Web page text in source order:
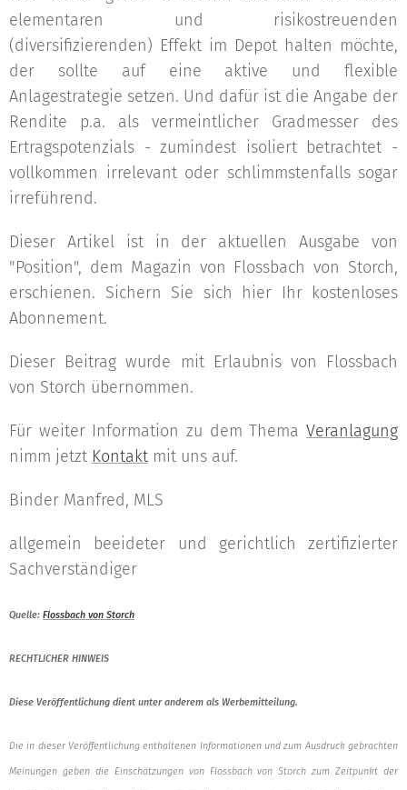
elementaren und risikostreuenden
(diversifizierenden) Effekt im Depot halten möchte,
der sollte auf eine aktive und flexible
Anlagestrategie setzen. Und dafür ist die Angabe der
Rendite p.a. als vermeintlicher Gradmesser des
Ertragspotenzials - zumindest isoliert betrachtet -
vollkommen irrelevant oder schlimmstenfalls sogar
irreführend.
Dieser Artikel ist in der aktuellen Ausgabe von
"Position", dem Magazin von Flossbach von Storch,
erschienen. Sichern Sie sich hier Ihr kostenloses
Abonnement.
Dieser Beitrag wurde mit Erlaubnis von Flossbach
von Storch übernommen.
Für weiter Information zu dem Thema Veranlagung
nimm jetzt Kontakt mit uns auf.
Binder Manfred, MLS
allgemein beeideter und gerichtlich zertifizierter
Sachverständiger
Quelle: Flossbach von Storch
RECHTLICHER HINWEIS
Diese Veröffentlichung dient unter anderem als Werbemitteilung.
Die in dieser Veröffentlichung enthaltenen Informationen und zum Ausdruck gebrachten
Meinungen geben die Einschätzungen von Flossbach von Storch zum Zeitpunkt der